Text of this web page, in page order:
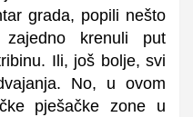
grada, popili nešto
krenuli put
Ili, još bolje, svi
No, u ovom
pješačke zone u